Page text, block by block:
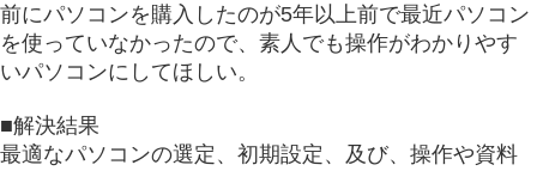
前にパソコンを購入したのが5年以上前で最近パソコン
を使っていなかったので、素人でも操作がわかりやす
いパソコンにしてほしい。
■解決結果
最適なパソコンの選定、初期設定、及び、操作や資料